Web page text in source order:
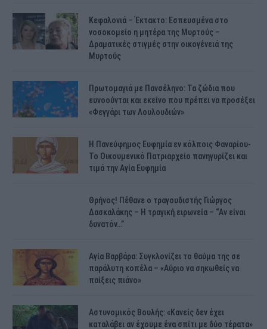
Κεφαλονιά – Έκτακτο: Εσπευσμένα στο
νοσοκομείο η μητέρα της Μυρτούς –
Δραματικές στιγμές στην οικογένειά της
Μυρτούς
Πρωτομαγιά με Πανσέληνο: Τα ζώδια που
ευνοούνται και εκείνο που πρέπει να προσέξει
«Φεγγάρι των Λουλουδιών»
H Πανεύφημος Ευφημία εν κόλποις Φαναρίου-
Το Οικουμενικό Πατριαρχείο πανηγυρίζει και
τιμά την Αγία Ευφημία
Θρήνος! Πέθανε ο τραγουδιστής Γιώργος
Δασκαλάκης – Η τραγική ειρωνεία – “Αν είναι
δυνατόν…”
Αγία Βαρβάρα: Συγκλονίζει το θαύμα της σε
παράλυτη κοπέλα – «Αύριο να σηκωθείς να
παίξεις πιάνο»
Αστυνομικός Bουλής: «Κανείς δεν έχει
καταλάβει αν έχουμε ένα σπίτι με δύο τέρατα»